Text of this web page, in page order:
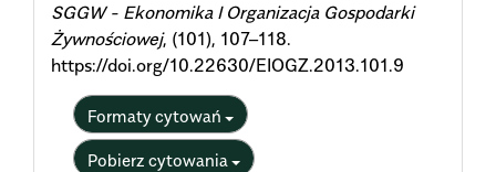
SGGW - Ekonomika I Organizacja Gospodarki
Żywnościowej, (101), 107–118.
https://doi.org/10.22630/EIOGZ.2013.101.9
Formaty cytowań
Pobierz cytowania